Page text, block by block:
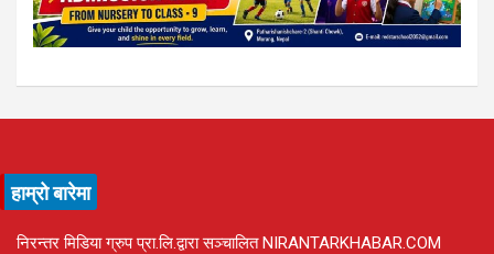
हाम्रो बारेमा
निरन्तर मिडिया ग्रुप प्रा.लि.द्वारा सञ्चालित NIRANTARKHABAR.COM